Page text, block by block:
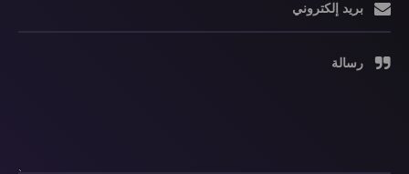
بريد إلكتروني
رسالة